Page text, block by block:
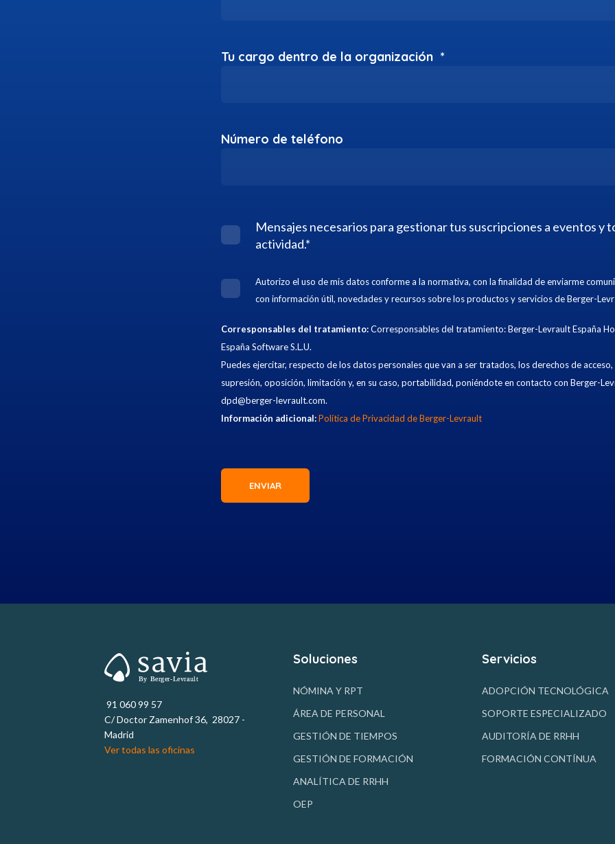
Tu cargo dentro de la organización *
Número de teléfono
Mensajes necesarios para gestionar tus suscripciones a eventos y
actividad.*
Autorizo el uso de mis datos conforme a la normativa, con la finalidad de enviarme
con información útil, novedades y recursos sobre los productos y servicios de Berger-
Corresponsables del tratamiento:Corresponsables del tratamiento: Berger-Levrault España
España Software S.L.U.
Puedes ejercitar, respecto de los datos personales que van a ser tratados, los derechos de
supresión, oposición, limitación y, en su caso, portabilidad, poniéndote en contacto con Berger-
dpd@berger-levrault.com.
Información adicional:Política de Privacidad de Berger-Levrault
91 060 99 57
C/ Doctor Zamenhof 36, 28027 -
Madrid
Ver todas las oficinas
Soluciones
NÓMINA Y RPT
ÁREA DE PERSONAL
GESTIÓN DE TIEMPOS
GESTIÓN DE FORMACIÓN
ANALÍTICA DE RRHH
OEP
Servicios
ADOPCIÓN TECNOLÓGICA
SOPORTE ESPECIALIZADO
AUDITORÍA DE RRHH
FORMACIÓN CONTÍNUA